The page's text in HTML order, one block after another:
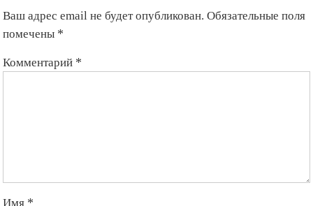
Ваш адрес email не будет опубликован. Обязательные поля
помечены *
Комментарий *
Имя *